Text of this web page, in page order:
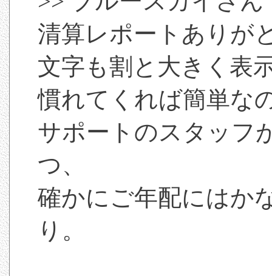
清算レポートありが
文字も割と大きく表
慣れてくれば簡単な
サポートのスタッフ
つ、
確かにご年配にはか
り。